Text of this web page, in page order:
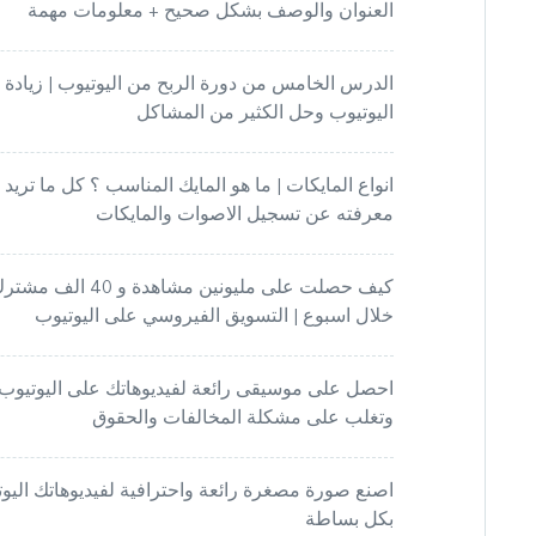
العنوان والوصف بشكل صحيح + معلومات مهمة
الدرس الخامس من دورة الربح من اليوتيوب | زيادة
اليوتيوب وحل الكثير من المشاكل
انواع المايكات | ما هو المايك المناسب ؟ كل ما تريد
معرفته عن تسجيل الاصوات والمايكات
كيف حصلت على مليونين مشاهدة و 40 الف
خلال اسبوع | التسويق الفيروسي على اليوتيوب
احصل على موسيقى رائعة لفيديوهاتك على اليوتيوب
وتغلب على مشكلة المخالفات والحقوق
اصنع صورة مصغرة رائعة واحترافية لفيديوهاتك
بكل بساطة